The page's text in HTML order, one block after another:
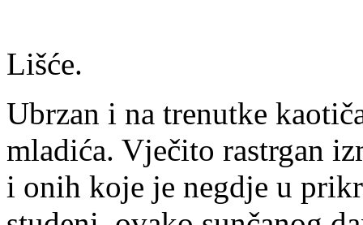
Lišće.
Ubrzan i na trenutke
mladića. Vječito rastrgan
i onih koje je negdje u